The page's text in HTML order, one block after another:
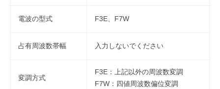
電波の型式 F3E、F7W
占有周波数帯幅 入力しないでください
変調方式
F3E：上記以外の周波数変調
F7W：四値周波数偏位変調